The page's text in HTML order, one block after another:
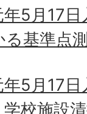
5月17
る基準点
5月17
校施設